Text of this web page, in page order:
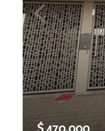
$ 470.000